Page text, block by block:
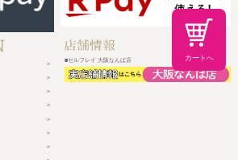
カートへ
■セルフレイ 大阪なんば店